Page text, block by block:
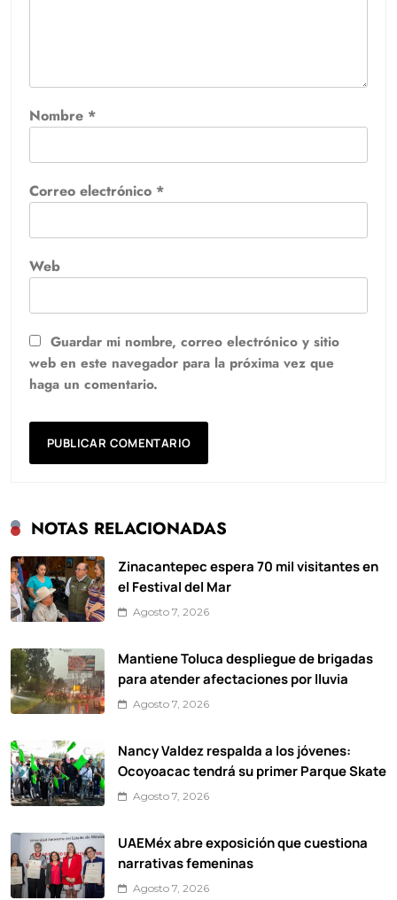
Nombre *
Correo electrónico *
Web
Guardar mi nombre, correo electrónico y sitio
web en este navegador para la próxima vez que
haga un comentario.
NOTAS RELACIONADAS
Zinacantepec espera 70 mil visitantes en
el Festival del Mar
Agosto 7, 2026
Mantiene Toluca despliegue de brigadas
para atender afectaciones por lluvia
Agosto 7, 2026
Nancy Valdez respalda a los jóvenes:
Ocoyoacac tendrá su primer Parque Skate
Agosto 7, 2026
UAEMéx abre exposición que cuestiona
narrativas femeninas
Agosto 7, 2026